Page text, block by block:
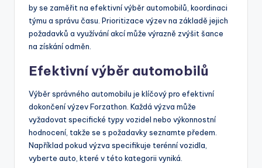
by se zaměřit na efektivní výběr automobilů, koordinaci
týmu a správu času. Prioritizace výzev na základě jejich
požadavků a využívání akcí může výrazně zvýšit šance
na získání odměn.
Efektivní výběr automobilů
Výběr správného automobilu je klíčový pro efektivní
dokončení výzev Forzathon. Každá výzva může
vyžadovat specifické typy vozidel nebo výkonnostní
hodnocení, takže se s požadavky seznamte předem.
Například pokud výzva specifikuje terénní vozidla,
vyberte auto, které v této kategorii vyniká.